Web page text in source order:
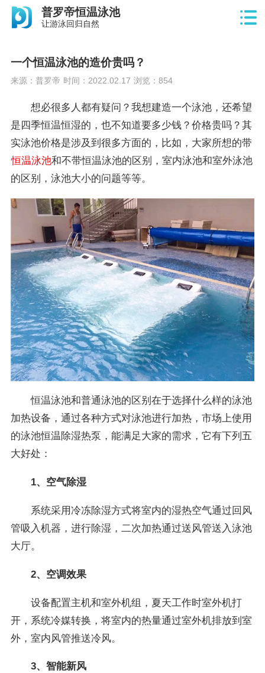
普罗帝恒温泳池
让游泳回归自然
一个恒温泳池的造价贵吗？
来源：普罗帝 时间：2022.02.17 浏览： 854
想必很多人都有疑问？我想建造一个泳池，还希望
是四季恒温恒湿的，也不知道要多少钱？价格贵吗？其
实泳池价格是涉及到很多方面的，比如，大家所想的带
恒温泳池和不带恒温泳池的区别，室内泳池和室外泳池
的区别，泳池大小的问题等等。
恒温泳池和普通泳池的区别在于选择什么样的泳池
加热设备，通过各种方式对泳池进行加热，市场上使用
的泳池恒温除湿热泵，能满足大家的需求，它有下列五
大好处：
1、空气除湿
系统采用冷冻除湿方式将室内的湿热空气通过回风
管吸入机器，进行除湿，二次加热通过送风管送入泳池
大厅。
2、空调效果
设备配置主机和室外机组，夏天工作时室外机打
开，系统冷媒转换，将室内的热量通过室外机排放到室
外，室内风管推送冷风。
3、智能新风